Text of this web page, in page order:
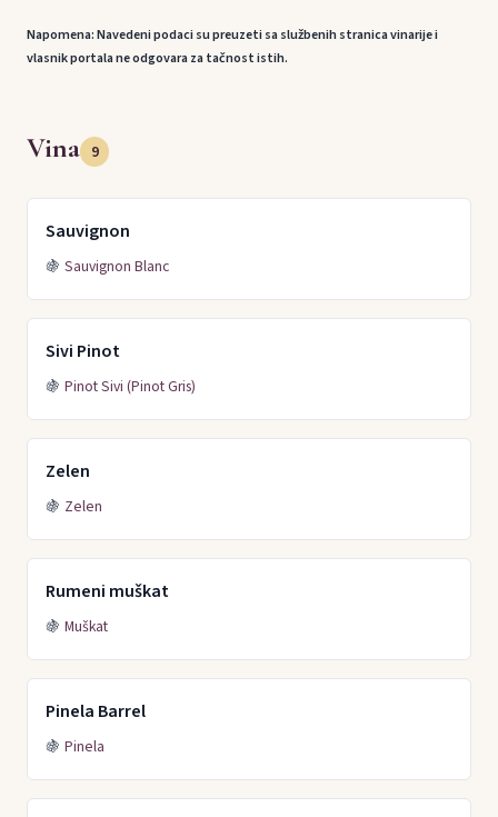
Napomena: Navedeni podaci su preuzeti sa službenih stranica vinarije i
vlasnik portala ne odgovara za tačnost istih.
Vina 9
Sauvignon
🍇 Sauvignon Blanc
Sivi Pinot
🍇 Pinot Sivi (Pinot Gris)
Zelen
🍇 Zelen
Rumeni muškat
🍇 Muškat
Pinela Barrel
🍇 Pinela